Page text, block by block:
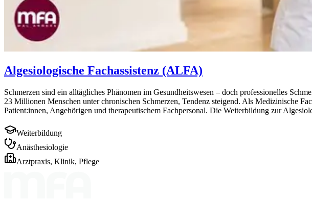
Algesiologische Fachassistenz (ALFA)
Schmerzen sind ein alltägliches Phänomen im Gesundheitswesen – doch professionelles
23 Millionen Menschen unter chronischen Schmerzen, Tendenz steigend. Als Medizinische
Patient:innen, Angehörigen und therapeutischem Fachpersonal. Die Weiterbildung zur
Weiterbildung
Anästhesiologie
Arztpraxis, Klinik, Pflege